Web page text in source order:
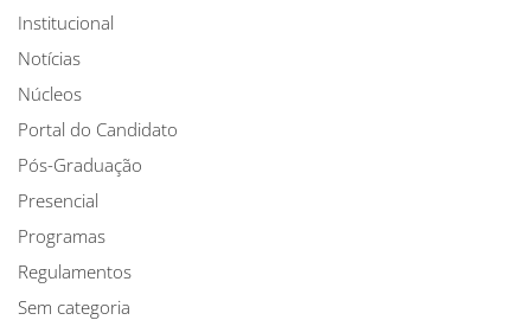
Institucional
Notícias
Núcleos
Portal do Candidato
Pós-Graduação
Presencial
Programas
Regulamentos
Sem categoria